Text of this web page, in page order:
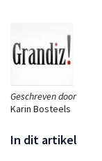
Geschreven door
Karin Bosteels
In dit artikel